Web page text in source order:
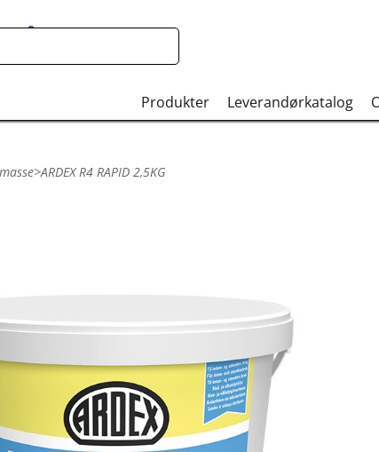
Produkter Leverandørkatalog
>ARDEX R4 RAPID 2,5KG